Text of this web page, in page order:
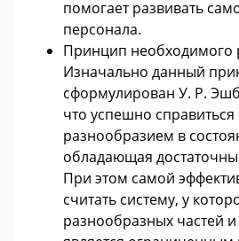
помогает развивать
персонала.
Принцип необходимого
Изначально данный
сформулирован У. Р.
что успешно
разнообразием в
обладающая
При этом самой
считать систему, у
разнообразных частей